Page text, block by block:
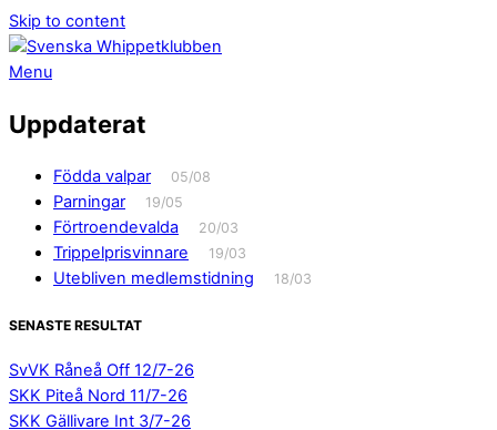
Skip to content
Menu
Uppdaterat
Födda valpar 05/08
Parningar 19/05
Förtroendevalda 20/03
Trippelprisvinnare 19/03
Utebliven medlemstidning 18/03
SENASTE RESULTAT
SvVK Råneå Off 12/7-26
SKK Piteå Nord 11/7-26
SKK Gällivare Int 3/7-26